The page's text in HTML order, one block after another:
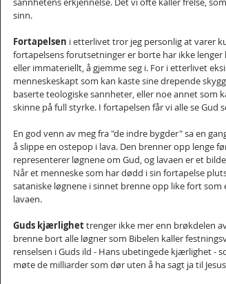
sinn.
Fortapelsen i etterlivet tror jeg personlig at varer
fortapelsens forutsetninger er borte har ikke
eller immateriellt, å gjemme seg i. For i etterlivet
menneskeskapt som kan kaste sine drepende
baserte teologiske sannheter, eller noe annet som
skinne på full styrke. I fortapelsen får vi alle se Gud
En god venn av meg fra "de indre bygder" sa en
å slippe en ostepop i lava. Den brenner opp lenge
representerer løgnene om Gud, og lavaen er et
Når et menneske som har dødd i sin fortapelse
sataniske løgnene i sinnet brenne opp like fort
lavaen.
Guds kjærlighet trenger ikke mer enn brøkdelen
brenne bort alle løgner som Bibelen kaller
renselsen i Guds ild - Hans ubetingede kjærlighet -
møte de milliarder som dør uten å ha sagt ja til